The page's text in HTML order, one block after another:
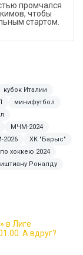
промчался
чтобы
стартом.
кубок Италии
минифутбол
МЧМ-2024
2026
ХК "Барыс"
хоккею 2024
Роналду
в Лиге
А вдруг?